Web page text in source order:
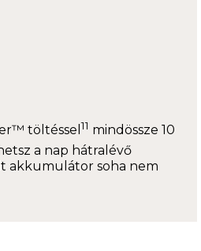
töltéssel 11 mindössze 10
a nap hátralévő
akkumulátor soha nem